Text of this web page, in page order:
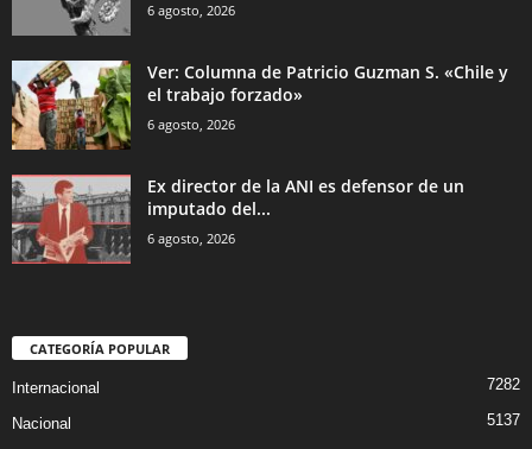
6 agosto, 2026
Ver: Columna de Patricio Guzman S. «Chile y
el trabajo forzado»
6 agosto, 2026
Ex director de la ANI es defensor de un
imputado del...
6 agosto, 2026
CATEGORÍA POPULAR
Internacional 7282
Nacional
5137